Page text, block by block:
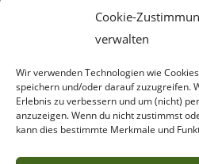
Cookie-
verwalten
Wir verwenden Technologien wie
speichern und/oder darauf zuzugreifen.
Erlebnis zu verbessern und um (nicht)
anzuzeigen. Wenn du nicht zustimmst
kann dies bestimmte Merkmale und